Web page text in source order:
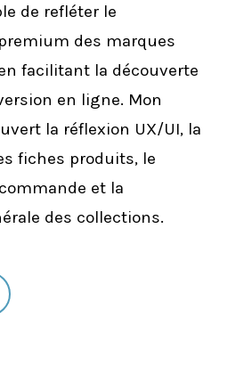
de refléter le
des marques
facilitant la découverte
en ligne. Mon
la réflexion UX/UI, la
fiches produits, le
et la
des collections.